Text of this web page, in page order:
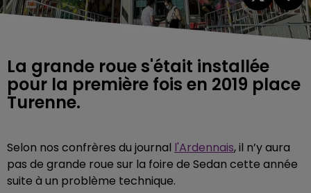
La grande roue s'était installée
pour la première fois en 2019 place
Turenne.
Selon nos confrères du journal l'Ardennais, il n’y aura
pas de grande roue sur la foire de Sedan cette année
suite à un problème technique.